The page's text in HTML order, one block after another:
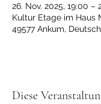
26. Nov. 2025, 19:00 –
Kultur Etage im Haus
49577 Ankum,
Diese